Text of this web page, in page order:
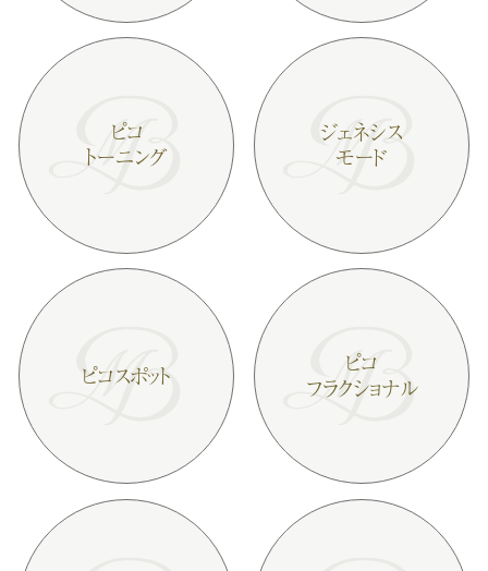
ピコ
トーニング
ジェネシス
モード
ピコスポット
ピコ
フラクショナル